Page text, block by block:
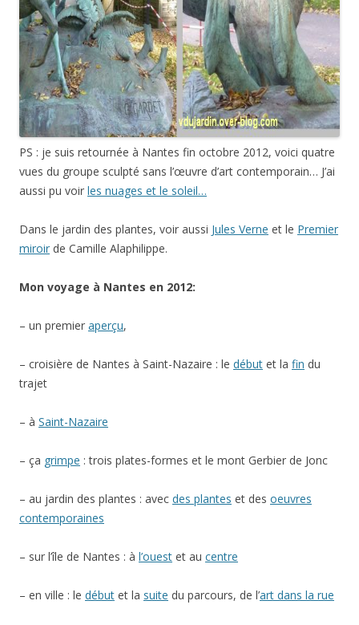
PS : je suis retournée à Nantes fin octobre 2012, voici quatre
vues du groupe sculpté sans l’œuvre d’art contemporain… J’ai
aussi pu voir les nuages et le soleil…
Dans le jardin des plantes, voir aussi Jules Verne et le Premier
miroir de Camille Alaphilippe.
Mon voyage à Nantes en 2012:
– un premier aperçu,
– croisière de Nantes à Saint-Nazaire : le début et la fin du
trajet
– à Saint-Nazaire
– ça grimpe : trois plates-formes et le mont Gerbier de Jonc
– au jardin des plantes : avec des plantes et des oeuvres
contemporaines
– sur l’île de Nantes : à l’ouest et au centre
– en ville : le début et la suite du parcours, de l’art dans la rue